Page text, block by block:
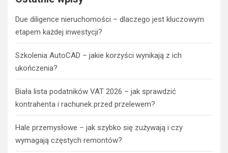
Due diligence nieruchomości – dlaczego jest kluczowym
etapem każdej inwestycji?
Szkolenia AutoCAD – jakie korzyści wynikają z ich
ukończenia?
Biała lista podatników VAT 2026 – jak sprawdzić
kontrahenta i rachunek przed przelewem?
Hale przemysłowe – jak szybko się zużywają i czy
wymagają częstych remontów?